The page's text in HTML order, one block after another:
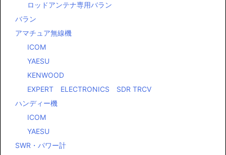
ロッドアンテナ専用バラン
バラン
アマチュア無線機
ICOM
YAESU
KENWOOD
EXPERT ELECTRONICS SDR TRCV
ハンディー機
ICOM
YAESU
SWR・パワー計